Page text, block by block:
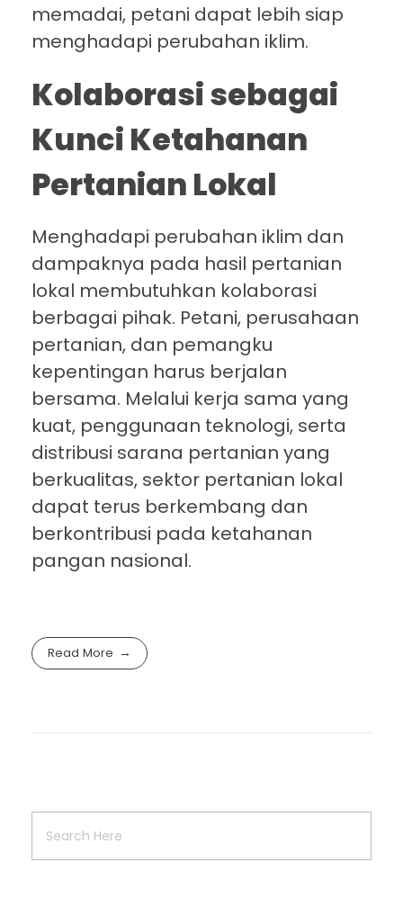
memadai, petani dapat lebih siap
menghadapi perubahan iklim.
Kolaborasi sebagai
Kunci Ketahanan
Pertanian Lokal
Menghadapi perubahan iklim dan
dampaknya pada hasil pertanian
lokal membutuhkan kolaborasi
berbagai pihak. Petani, perusahaan
pertanian, dan pemangku
kepentingan harus berjalan
bersama. Melalui kerja sama yang
kuat, penggunaan teknologi, serta
distribusi sarana pertanian yang
berkualitas, sektor pertanian lokal
dapat terus berkembang dan
berkontribusi pada ketahanan
pangan nasional.
Read More